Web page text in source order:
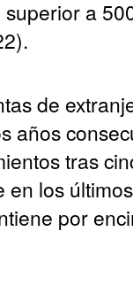
a
de
años
tras
en los
por